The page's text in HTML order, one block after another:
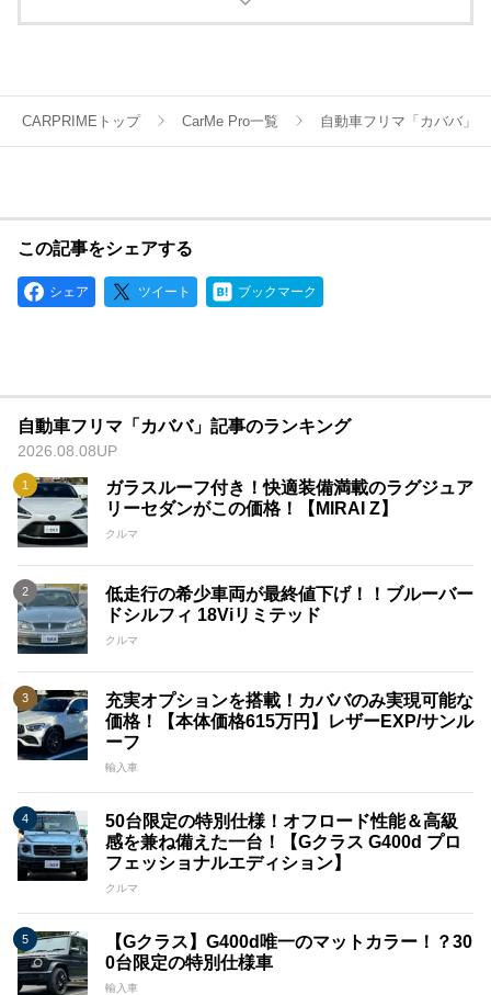
CARPRIMEトップ CarMe Pro一覧 自動車フリマ「カババ」
この記事をシェアする
シェア ツイート ブックマーク
自動車フリマ「カババ」記事のランキング
2026.08.08UP
ガラスルーフ付き！快適装備満載のラグジュア
リーセダンがこの価格！【MIRAI Z】
クルマ
低走行の希少車両が最終値下げ！！ブルーバー
ドシルフィ 18Viリミテッド
クルマ
充実オプションを搭載！カババのみ実現可能な
価格！【本体価格615万円】レザーEXP/サンル
ーフ
輸入車
50台限定の特別仕様！オフロード性能＆高級
感を兼ね備えた一台！【Gクラス G400d プロ
フェッショナルエディション】
クルマ
【Gクラス】G400d唯一のマットカラー！？30
0台限定の特別仕様車
輸入車